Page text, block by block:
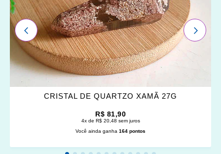
CRISTAL DE QUARTZO XAMÃ 27G
R$ 81,90
4x de R$ 20,48 sem juros
Você ainda ganha 164 pontos
ANTERIOR